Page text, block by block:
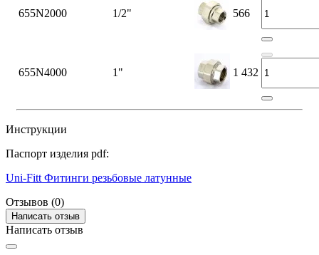
655N2000 1/2" 566
655N4000 1" 1 432
Инструкции
Паспорт изделия pdf:
Uni-Fitt Фитинги резьбовые латунные
Отзывов (0)
Написать отзыв
Написать отзыв